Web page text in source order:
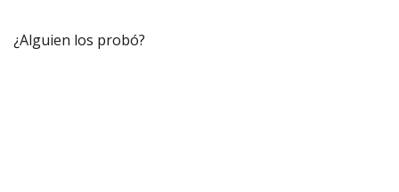
¿Alguien los probó?